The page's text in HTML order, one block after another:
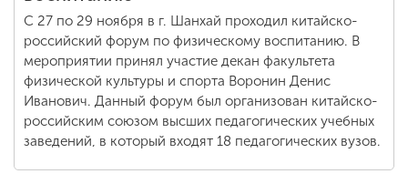
С 27 по 29 ноября в г. Шанхай проходил китайско-
российский форум по физическому воспитанию. В
мероприятии принял участие декан факультета
физической культуры и спорта Воронин Денис
Иванович. Данный форум был организован китайско-
российским союзом высших педагогических учебных
заведений, в который входят 18 педагогических вузов.